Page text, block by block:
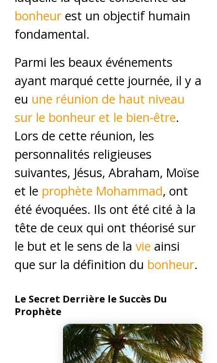
bonheur est un objectif humain
fondamental.
Parmi les beaux événements
ayant marqué cette journée, il y a
eu une réunion de haut niveau
sur le bonheur et le bien-être.
Lors de cette réunion, les
personnalités religieuses
suivantes, Jésus, Abraham, Moïse
et le prophète Mohammad, ont
été évoquées. Ils ont été cité à la
tête de ceux qui ont théorisé sur
le but et le sens de la vie ainsi
que sur la définition du bonheur.
Le Secret Derrière le Succès Du
Prophète